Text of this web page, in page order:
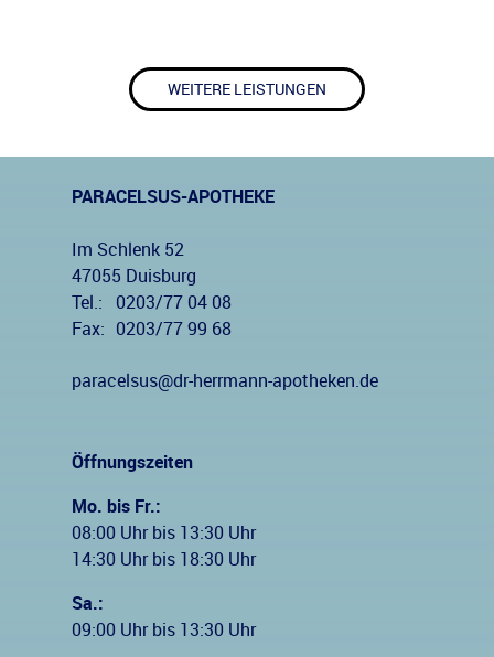
WEITERE LEISTUNGEN
PARACELSUS-APOTHEKE
Im Schlenk 52
47055 Duisburg
Tel.:
0203/77 04 08
Fax:
0203/77 99 68
paracelsus@dr-herrmann-apotheken.de
Öffnungszeiten
Mo. bis Fr.:
08:00 Uhr bis 13:30 Uhr
14:30 Uhr bis 18:30 Uhr
Sa.:
09:00 Uhr bis 13:30 Uhr